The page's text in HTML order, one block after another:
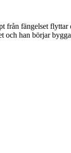
från fängelset flyttar
han börjar